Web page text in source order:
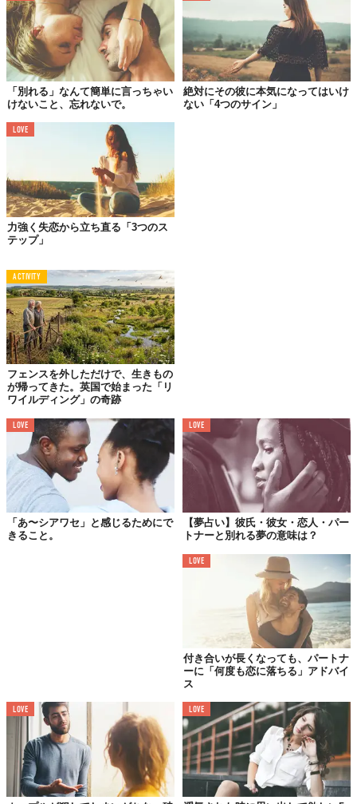
相手を振り向かせようと、初期のデートは自分のいいところばか
りを見せようとするもの。ですが、長続きの秘訣は最初っから、
自分がどんな性格の人間なのかを包み隠さず伝えること。
例えば私の場合、一人の時間が必要だけど、イチャイチャするの
も、「大好きだよ」と事あるごとに伝えられるのも大好きな性
格。数回のデートを重ねたら、こんな私の性格を相手に伝えるよ
気持ちはすれ違ってしまうもの。だから早く伝えるべき、という
のが私の持論。
さらに、お互いにストレスの対処法を知っておくと尚いいでしょ
う。例えば、仕事で疲れた日にはひとりの時間が欲しい？仲直り
をしたあとは、愛情表現をわかりやすく示して欲しい？ならば、
そうパートナーに伝えましょう。そうしないと、いつしかすれ違
いが起きてしまいます。
もし5年後に「フィジーでサーフィンのインストラクターをした
い」など叶えたい夢があるのなら、あらかじめパートナーに伝え
将来住みたい場所、ゆくゆくは就きたい職、モノガミー（一夫一
妻）や子どもを持つことに対する考え、バケーションの重要さ、
趣味や友だち…。長く付き合っていくためには、これらについて
お互いがどのように考えているのかを知っておくことが大切。
まずは自分が欲しいものを明確にすることが第一歩。それがはっ
「別れる」なんて簡単に言っちゃい
けないこと、忘れないで。
絶対にその彼に本気になってはいけ
ない「4つのサイン」
LOVE
力強く失恋から立ち直る「3つのス
テップ」
ACTIVITY
フェンスを外しただけで、生きもの
が帰ってきた。英国で始まった「リ
ワイルディング」の奇跡
LOVE
「あ〜シアワセ」と感じるためにで
きること。
LOVE
【夢占い】彼氏・彼女・恋人・パー
トナーと別れる夢の意味は？
LOVE
付き合いが長くなっても、パートナ
ーに「何度も恋に落ちる」アドバイ
ス
LOVE LOVE